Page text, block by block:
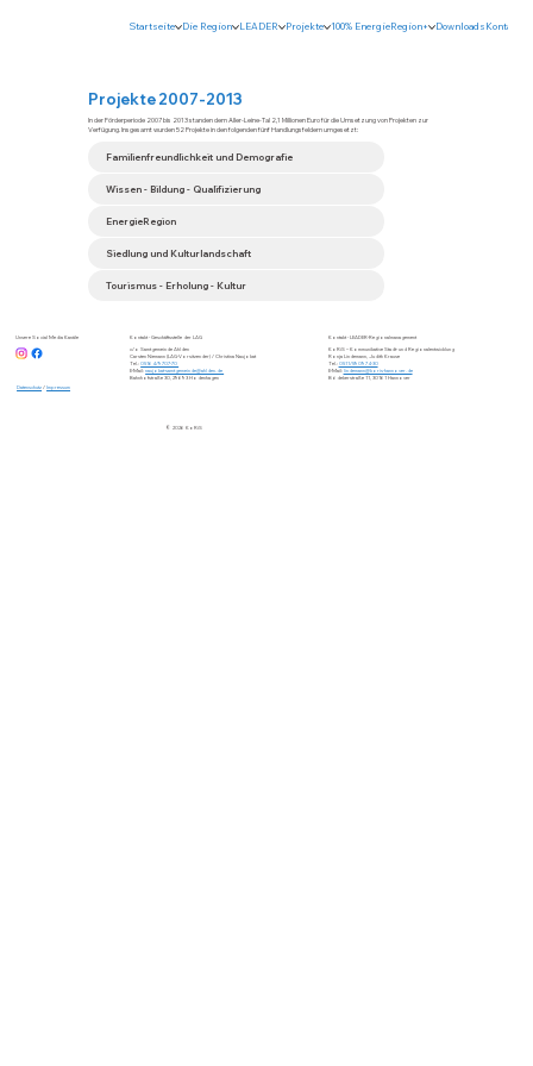
Startseite Die Region LEADER Projekte 100% EnergieRegion+ Downloads Kontakt
Projekte 2007-2013
In der Förderperiode 2007 bis 2013 standen dem Aller-Leine-Tal 2,1 Millionen Euro für die Umsetzung von Projekten zur
Verfügung. Insgesamt wurden 52 Projekte in den folgenden fünf Handlungsfeldern umgesetzt:
Familienfreundlichkeit und Demografie
Wissen - Bildung - Qualifizierung
EnergieRegion
Siedlung und Kulturlandschaft
Tourismus - Erholung - Kultur
© 2026 KoRiS
Unsere Social Media Kanäle
Datenschutz / Impressum
Kontakt - Geschäftsstelle der LAG
c/o Samtgemeinde Ahlden
Carsten Niemann (LAG-Vorsitzender) / Christina Naujokat
Tel.:05164/9707-70
E-Mail:naujokat-samtgemeinde@ahlden.de
Bahnhofstraße 30, 29693 Hodenhagen
Kontakt - LEADER-Regionalmanagement
KoRiS – Kommunikative Stadt- und Regionalentwicklung
Ronja Lindemann, Judith Krause
Tel.: 0511/590974-30
E-Mail: lindemann@koris-hannover.de
Bödekerstraße 11, 30161 Hannover